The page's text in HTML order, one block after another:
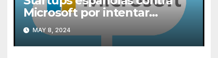
Microsoft por intentar
expulsarlas de la nube
MAY 8, 2024